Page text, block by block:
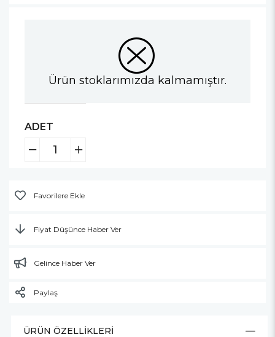
Ürün stoklarımızda kalmamıştır.
ADET
Favorilere Ekle
Fiyat Düşünce Haber Ver
Gelince Haber Ver
Paylaş
ÜRÜN ÖZELLIKLERI